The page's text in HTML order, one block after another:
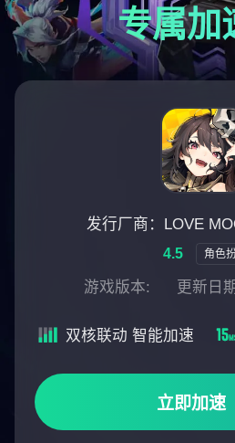
·Eternal
专属加
发行厂商：LOVE
4.5 角色
游戏版本: 更新日
立即加速
双核联动 智能加速